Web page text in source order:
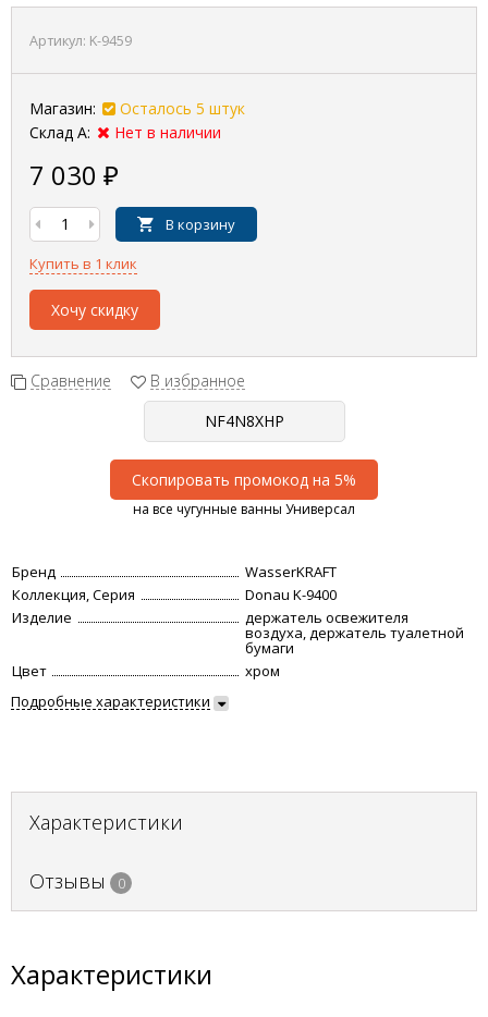
Артикул: K-9459
Магазин:
Осталось 5 штук
Склад А:
Нет в наличии
7 030 ₽
В корзину
Купить в 1 клик
Хочу скидку
Сравнение В избранное
Скопировать промокод на 5%
на все чугунные ванны Универсал
Бренд
WasserKRAFT
Коллекция, Серия
Donau K-9400
Изделие
держатель освежителя
воздуха, держатель туалетной
бумаги
Цвет
хром
Подробные характеристики
Характеристики
Отзывы 0
Характеристики